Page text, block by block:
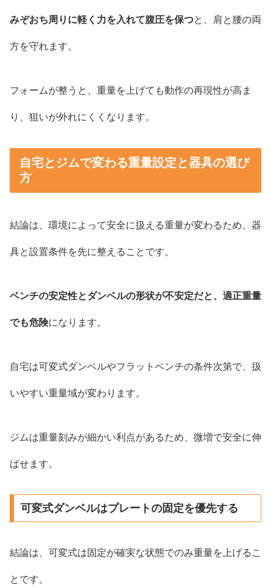
みぞおち周りに軽く力を入れて腹圧を保つと、肩と腰の両
方を守れます。
フォームが整うと、重量を上げても動作の再現性が高ま
り、狙いが外れにくくなります。
自宅とジムで変わる重量設定と器具の選び
方
結論は、環境によって安全に扱える重量が変わるため、器
具と設置条件を先に整えることです。
ベンチの安定性とダンベルの形状が不安定だと、適正重量
でも危険になります。
自宅は可変式ダンベルやフラットベンチの条件次第で、扱
いやすい重量域が変わります。
ジムは重量刻みが細かい利点があるため、微増で安全に伸
ばせます。
可変式ダンベルはプレートの固定を優先する
結論は、可変式は固定が確実な状態でのみ重量を上げるこ
とです。